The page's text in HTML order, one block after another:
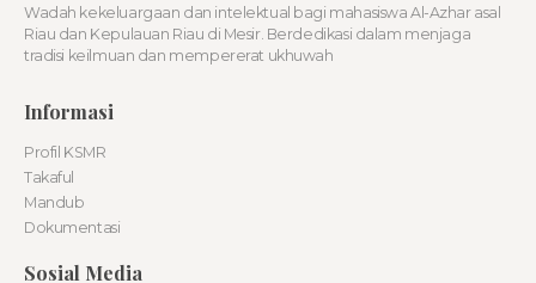
Wadah kekeluargaan dan intelektual bagi mahasiswa Al-Azhar asal
Riau dan Kepulauan Riau di Mesir. Berdedikasi dalam menjaga
tradisi keilmuan dan mempererat ukhuwah
Informasi
Profil KSMR
Takaful
Mandub
Dokumentasi
Sosial Media